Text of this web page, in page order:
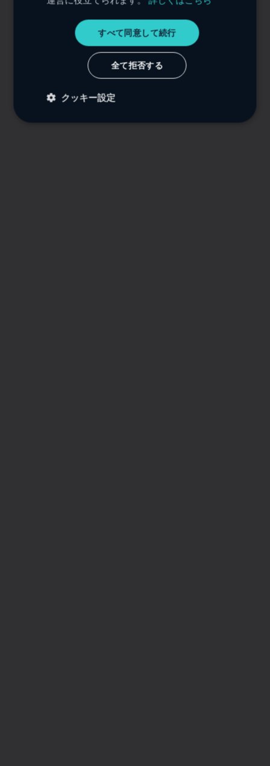
ITALIAN
GERMAN
JAPANESE
KOREAN
すべて同意して続行
全て拒否する
クッキー設定